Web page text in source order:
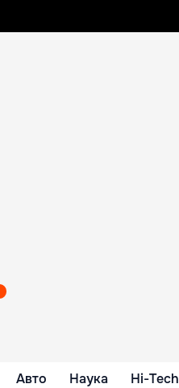
Авто Наука Hi-Tech